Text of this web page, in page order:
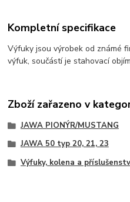
Kompletní specifikace
Výfuky jsou výrobek od známé
výfuk, součástí je stahovací
Zboží zařazeno v
JAWA PIONÝR/MUSTANG
JAWA 50 typ 20, 21, 23
Výfuky, kolena a